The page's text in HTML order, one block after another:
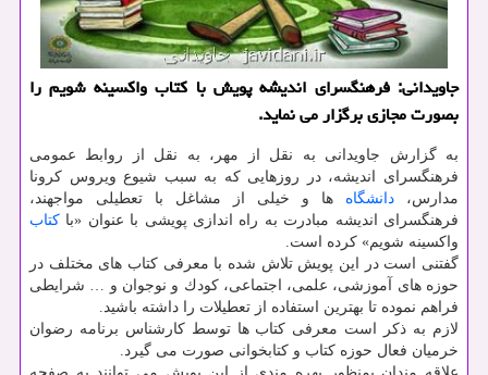
جاویدانی: فرهنگسرای اندیشه پویش با كتاب واكسینه شویم را
بصورت مجازی برگزار می نماید.
به گزارش جاویدانی به نقل از مهر، به نقل از روابط عمومی
فرهنگسرای اندیشه، در روزهایی كه به سبب شیوع ویروس كرونا
مدارس، دانشگاه ها و خیلی از مشاغل با تعطیلی مواجهند،
فرهنگسرای اندیشه مبادرت به راه اندازی پویشی با عنوان «با كتاب
واكسینه شویم» كرده است.
گفتنی است در این پویش تلاش شده با معرفی كتاب های مختلف در
حوزه های آموزشی، علمی، اجتماعی، كودك و نوجوان و … شرایطی
فراهم نموده تا بهترین استفاده از تعطیلات را داشته باشید.
لازم به ذكر است معرفی كتاب ها توسط كارشناس برنامه رضوان
خرمیان فعال حوزه كتاب و كتابخوانی صورت می گیرد.